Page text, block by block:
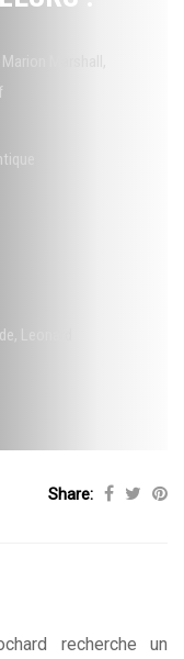
Marion Marshall
,
Share:
recherche un